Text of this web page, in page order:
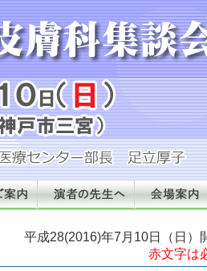
平成28(2016)年7月10日（日）
赤文字は